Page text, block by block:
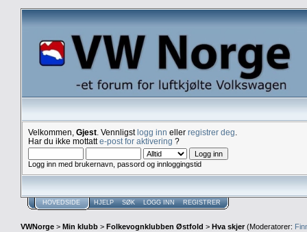
Velkommen, Gjest . Vennligstlogg inn eller registrer deg
Har du ikke mottatte-post for aktivering ?
Logg inn med brukernavn, passord og innloggingstid
HOVEDSIDE HJELP SØK LOGG INN REGISTRER
VWNorge > Min klubb > Folkevognklubben Østfold > Hva skjer(Moderatorer: